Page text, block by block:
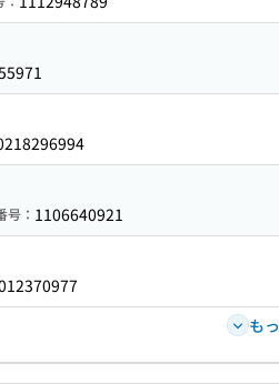
号： 1106640921
も